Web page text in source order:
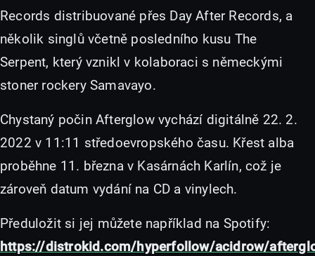
Records distribuované přes Day After Records, a
několik singlů včetně posledního kusu The
Serpent, který vznikl v kolaboraci s německými
stoner rockery Samavayo.
Chystaný počin Afterglow vychází digitálně 22. 2.
2022 v 11:11 středoevropského času. Křest alba
proběhne 11. března v Kasárnách Karlín, což je
zároveň datum vydání na CD a vinylech.
Předuložit si jej můžete například na Spotify:
https://distrokid.com/hyperfollow/acidrow/